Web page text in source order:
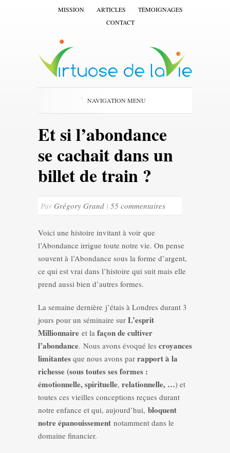
MISSION ARTICLES
TÉMOIGNAGES
CONTACT
NAVIGATION MENU
Et si l’abondance
se cachait dans un
billet de train ?
Par Grégory Grand | 55 commentaires
Voici une histoire invitant à voir que
l’Abondance irrigue toute notre vie. On pense
souvent à l’Abondance sous la forme d’argent,
ce qui est vrai dans l’histoire qui suit mais elle
prend aussi bien d’autres formes.
La semaine dernière j’étais à Londres durant 3
jours pour un séminaire sur L’esprit
Millionnaire et la façon de cultiver
l’abondance. Nous avons évoqué les croyances
limitantes que nous avons par rapport à la
richesse (sous toutes ses formes :
émotionnelle, spirituelle, relationnelle, …) et
toutes ces vieilles conceptions reçues durant
notre enfance et qui, aujourd’hui, bloquent
notre épanouissement notamment dans le
domaine financier.